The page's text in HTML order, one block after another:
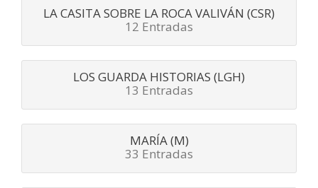
LA CASITA SOBRE LA ROCA VALIVÁN (CSR)
12 Entradas
LOS GUARDA HISTORIAS (LGH)
13 Entradas
MARÍA (M)
33 Entradas